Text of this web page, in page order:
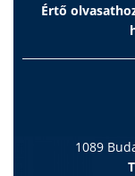
Értő
1089